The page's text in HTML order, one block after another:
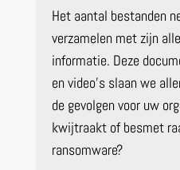
Het aantal bestanden
verzamelen met zijn
informatie. Deze
en video’s slaan we
de gevolgen voor uw
kwijtraakt of besmet
ransomware?